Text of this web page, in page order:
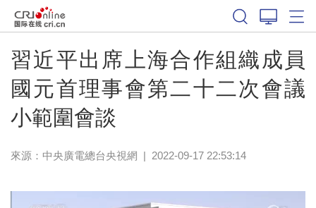
習近平出席上海合作組織成員
國元首理事會第二十二次會議
小範圍會談
來源： 中央廣電總台央視網 | 2022-09-17 22:53:14